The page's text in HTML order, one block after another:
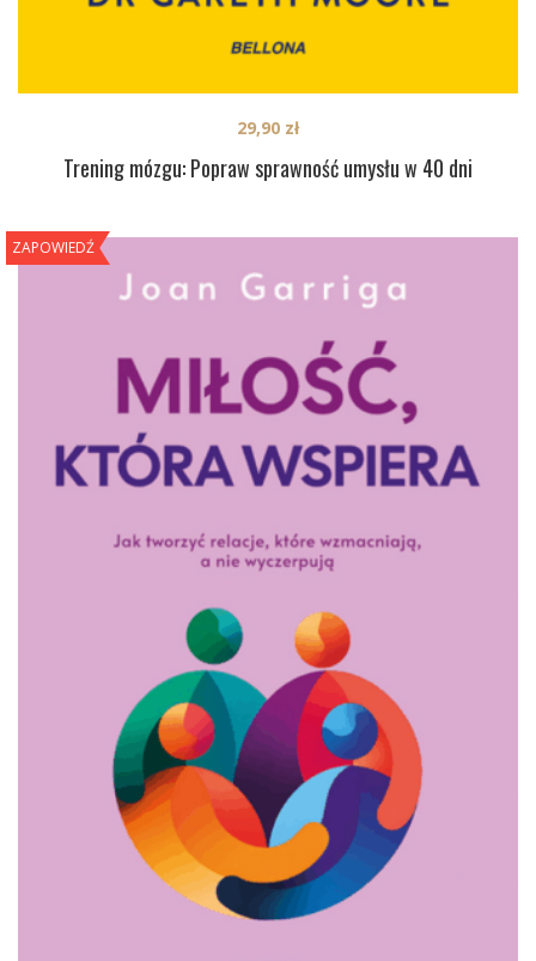
Trening mózgu: Popraw sprawność umysłu w 40 dni
29,90 zł
ZAPOWIEDŹ